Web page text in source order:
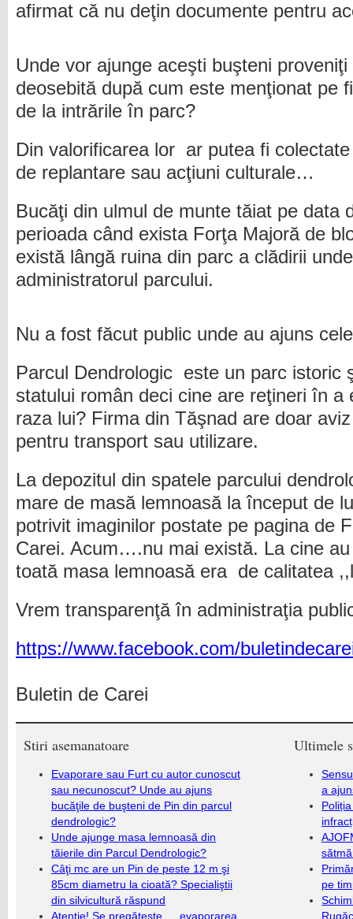
afirmat că nu deţin documente pentru
Unde vor ajunge aceşti buşteni
deosebită după cum este menţionat pe
de la intrările în parc?
Din valorificarea lor ar putea fi
de replantare sau acţiuni culturale…
Bucăţi din ulmul de munte tăiat pe data
perioada când exista Forţa Majoră de
există lângă ruina din parc a clădirii
administratorul parcului.
Nu a fost făcut public unde au ajuns
Parcul Dendrologic este un parc istoric
statului român deci cine are reţineri în a
raza lui? Firma din Tăşnad are doar
pentru transport sau utilizare.
La depozitul din spatele parcului
mare de masă lemnoasă la început de
potrivit imaginilor postate pe pagina de
Carei. Acum….nu mai există. La cine
toată masa lemnoasă era de calitatea
Vrem transparenţă în administraţia
https://www.facebook.com/
Buletin de Carei
Stiri asemanatoare
Evaporare sau Furt cu autor cunoscut
sau necunoscut? Unde au ajuns
bucăţile de buşteni de Pin din parcul
dendrologic?
Unde ajunge masa lemnoasă din
tăierile din Parcul Dendrologic?
Câţi mc are un Pin de peste 12 m şi
85cm diametru la cioată? Specialiştii
din silvicultură răspund
Atenţie! Se pregăteşte…,,evaporarea,,
Ultimele
a
pe